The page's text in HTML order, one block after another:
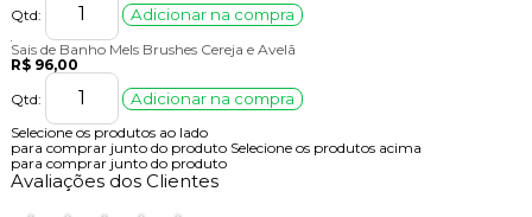
Qtd:
Adicionar na compra
Sais de Banho Mels Brushes Cereja e Avelã
R$ 96,00
Qtd:
Adicionar na compra
Selecione os produtos ao lado
para comprar junto do produto Selecione os produtos acima
para comprar junto do produto
Avaliações dos Clientes